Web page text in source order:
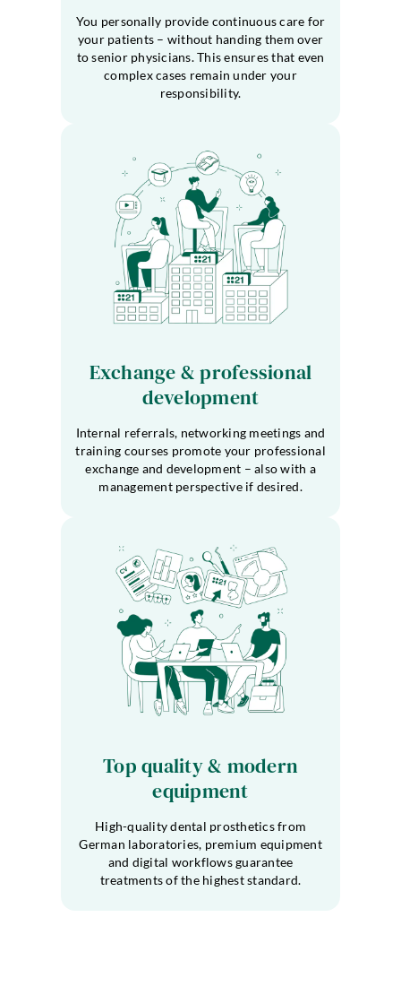
You personally provide continuous care for
your patients – without handing them over
to senior physicians. This ensures that even
complex cases remain under your
responsibility.
Exchange & professional
development
Internal referrals, networking meetings and
training courses promote your professional
exchange and development – ​​also with a
management perspective if desired.
Top quality & modern
equipment
High-quality dental prosthetics from
German laboratories, premium equipment
and digital workflows guarantee
treatments of the highest standard.